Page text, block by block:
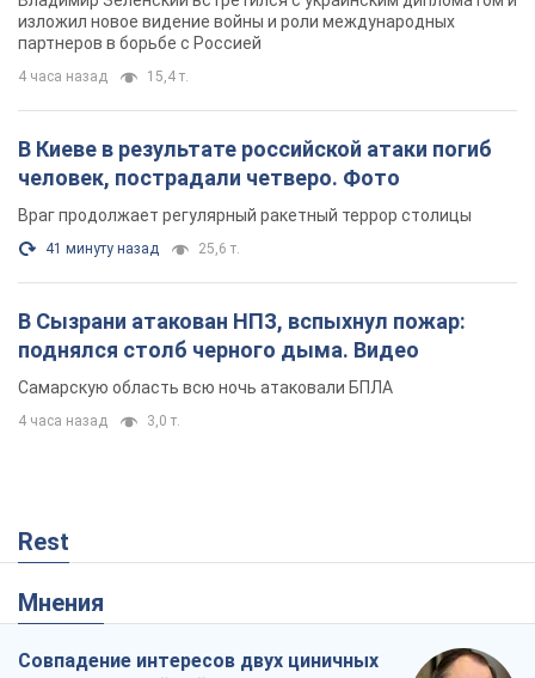
Конец эпохи "фактора Трампа": кто на самом
деле обеспечит Украине защиту от российской
баллистики. Интервью с Безсмертным
Владимир Зеленский встретился с украинским дипломатом и
партнеров в борьбе с Россией
В Киеве в результате российской атаки погиб
человек, пострадали четверо. Фото
Враг продолжает регулярный ракетный террор столицы
В Сызрани атакован НПЗ, вспыхнул пожар:
поднялся столб черного дыма. Видео
Самарскую область всю ночь атаковали БПЛА